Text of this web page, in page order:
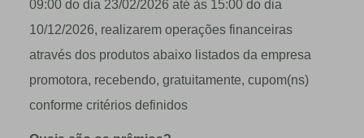
09:00 do dia 23/02/2026 até às 15:00 do dia
10/12/2026, realizarem operações financeiras
através dos produtos abaixo listados da empresa
promotora, recebendo, gratuitamente, cupom(ns)
conforme critérios definidos